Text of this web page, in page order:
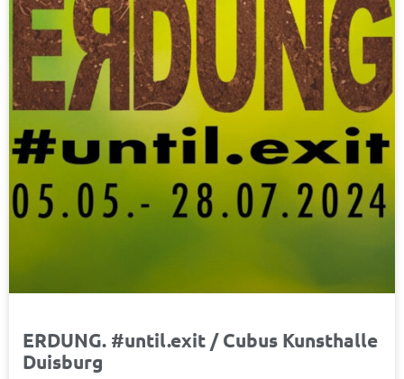
ERDUNG. #until.exit / Cubus Kunsthalle
Duisburg